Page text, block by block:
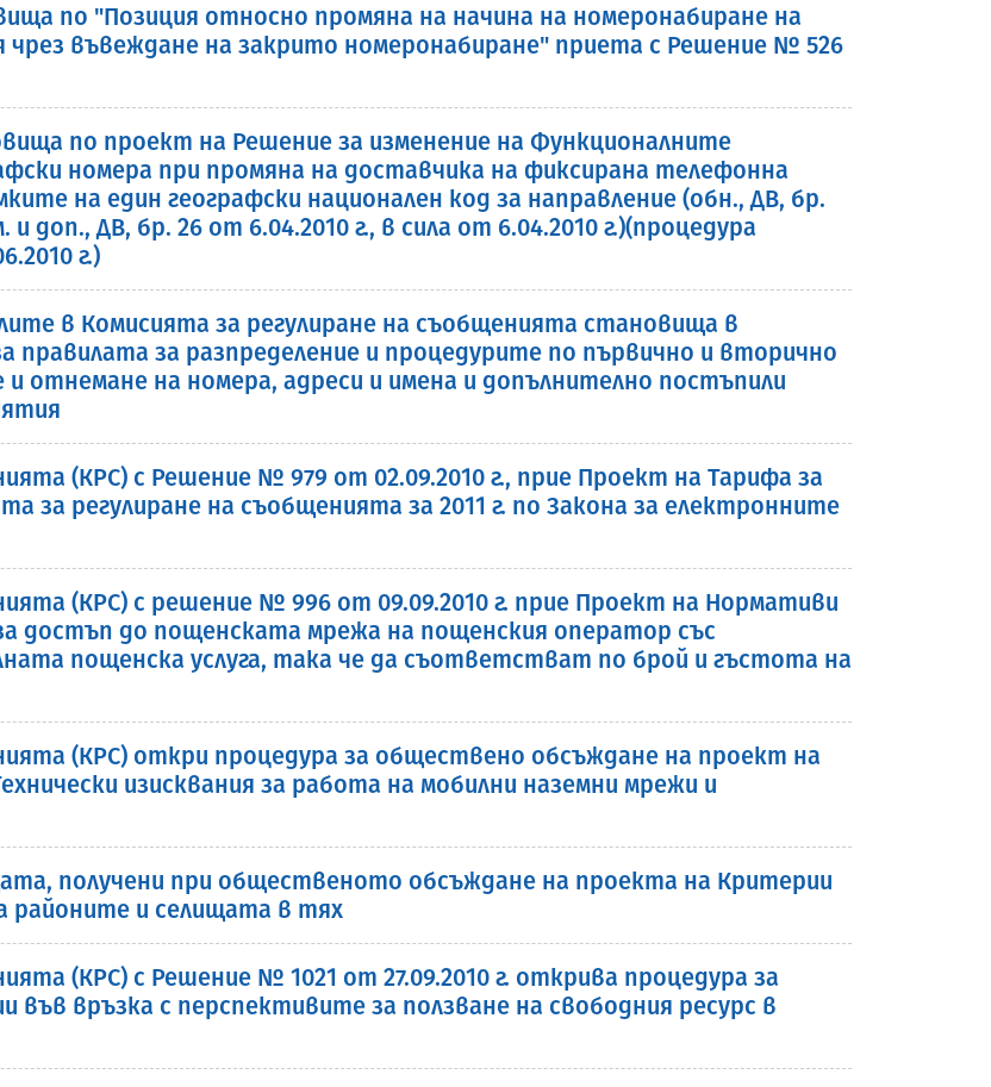
по "Позиция относно промяна на начина на номеронабиране на
чрез въвеждане на закрито номеронабиране" приета с Решение № 526
по проект на Решение за изменение на Функционалните
номера при промяна на доставчика на фиксирана телефонна
на един географски национален код за направление (обн., ДВ, бр.
и доп., ДВ, бр. 26 от 6.04.2010 г., в сила от 6.04.2010 г.)(процедура
г.)
в Комисията за регулиране на съобщенията становища в
за разпределение и процедурите по първично и вторично
и отнемане на номера, адреси и имена и допълнително постъпили
(КРС) с Решение № 979 от 02.09.2010 г., прие Проект на Тарифа за
за регулиране на съобщенията за 2011 г. по Закона за електронните
(КРС) с решение № 996 от 09.09.2010 г. прие Проект на Нормативи
достъп до пощенската мрежа на пощенския оператор със
пощенска услуга, така че да съответстват по брой и гъстота на
(КРС) откри процедура за обществено обсъждане на проект на
изисквания за работа на мобилни наземни мрежи и
получени при общественото обсъждане на проекта на Критерии
районите и селищата в тях
(КРС) с Решение № 1021 от 27.09.2010 г. открива процедура за
връзка с перспективите за ползване на свободния ресурс в